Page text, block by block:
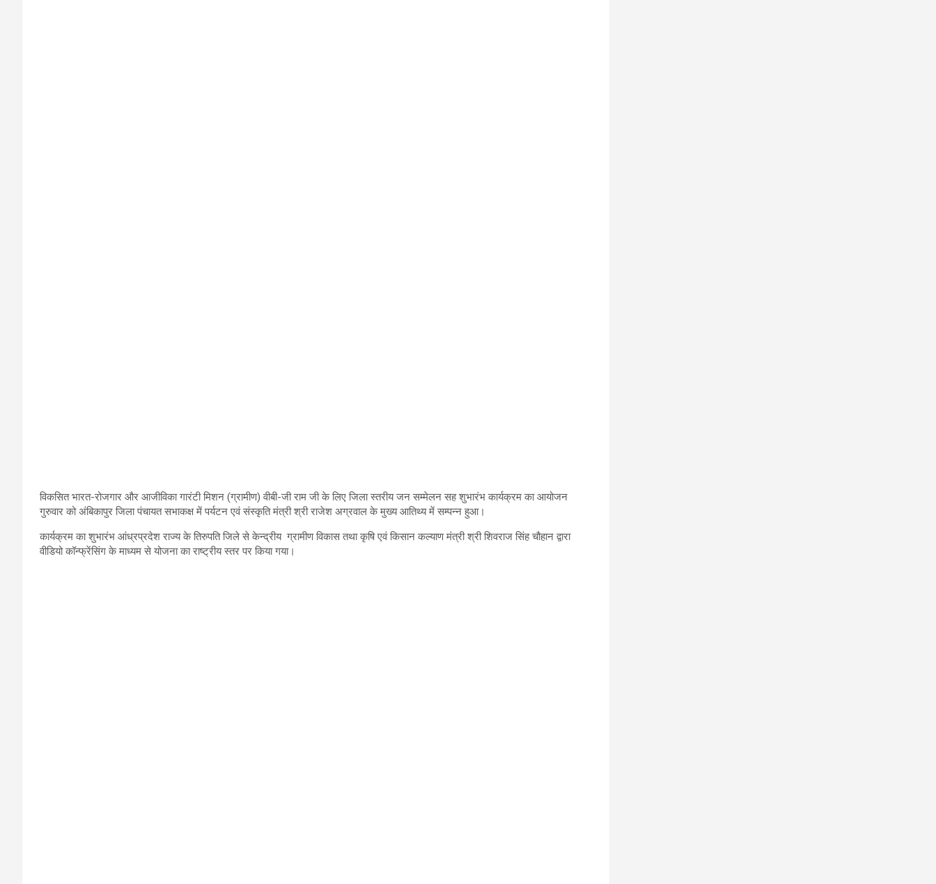
विकसित भारत-रोजगार और आजीविका गारंटी मिशन (ग्रामीण) वीबी-जी राम जी के लिए जिला स्तरीय जन सम्मेलन सह शुभारंभ कार्यक्रम का आयोजन
गुरुवार को अंबिकापुर जिला पंचायत सभाकक्ष में पर्यटन एवं संस्कृति मंत्री श्री राजेश अग्रवाल के मुख्य आतिथ्य में सम्पन्न हुआ।
कार्यक्रम का शुभारंभ आंध्रप्रदेश राज्य के तिरुपति जिले से केन्द्रीय ग्रामीण विकास तथा कृषि एवं किसान कल्याण मंत्री श्री शिवराज सिंह चौहान द्वारा
वीडियो कॉन्फ्रेंसिंग के माध्यम से योजना का राष्ट्रीय स्तर पर किया गया।